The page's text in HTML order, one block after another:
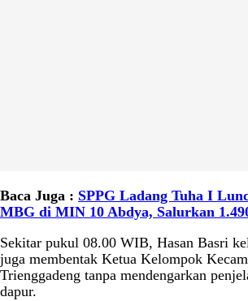
Baca Juga : SPPG Ladang Tuha I
MBG di MIN 10 Abdya, Salurkan
Sekitar pukul 08.00 WIB, Hasan Basri
juga membentak Ketua Kelompok
Trienggadeng tanpa mendengarkan
dapur.